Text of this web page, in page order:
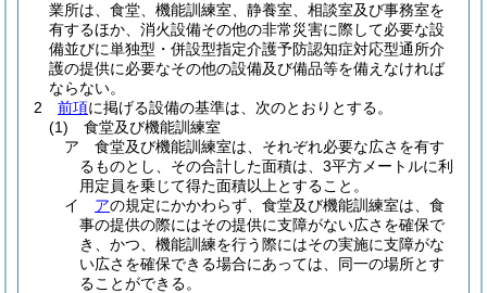
業所は、食堂、機能訓練室、静養室、相談室及び事務室を
有するほか、消火設備その他の非常災害に際して必要な設
備並びに単独型・併設型指定介護予防認知症対応型通所介
護の提供に必要なその他の設備及び備品等を備えなければ
ならない。
2
前項に掲げる設備の基準は、次のとおりとする。
(1)
食堂及び機能訓練室
ア
食堂及び機能訓練室は、それぞれ必要な広さを有す
るものとし、その合計した面積は、3平方メートルに利
用定員を乗じて得た面積以上とすること。
イ
アの規定にかかわらず、食堂及び機能訓練室は、食
事の提供の際にはその提供に支障がない広さを確保で
き、かつ、機能訓練を行う際にはその実施に支障がな
い広さを確保できる場合にあっては、同一の場所とす
ることができる。